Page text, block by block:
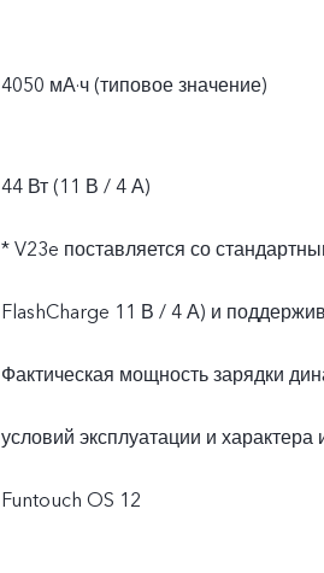
4050 мА·ч (типовое значение)
44 Вт (11 В / 4 А)
* V23e поставляется со
FlashCharge 11 В / 4 А) и
Фактическая мощность зарядки
условий эксплуатации и характера
Funtouch OS 12